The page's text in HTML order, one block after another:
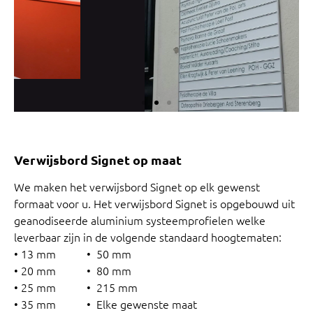
Verwijsbord Signet op maat
We maken het verwijsbord Signet op elk gewenst
formaat voor u. Het verwijsbord Signet is opgebouwd uit
geanodiseerde aluminium systeemprofielen welke
leverbaar zijn in de volgende standaard hoogtematen:
• 13 mm • 50 mm
• 20 mm • 80 mm
• 25 mm • 215 mm
• 35 mm • Elke gewenste maat